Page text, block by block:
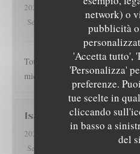
network) o
pubblicità
'Accetta tutto',
'Personalizza'
preferenze.
tue scelte in
cliccando
in basso a
del
2026-08-01
- 20:00 - Ospiti 2
Servizio
Atmosfera: 5/5
Toujours très bien servi et un
mieux sur Grenoble rapport
Isabelle G
2026-08-01
Servizio